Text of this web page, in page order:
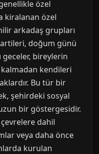
özel
kiralanan özel
arkadaş grupları
doğum günü
geceler, bireylerin
kalmadan kendileri
Bu tür bir
şehirdeki sosyal
bir göstergesidir.
dahil
veya daha önce
kurulan